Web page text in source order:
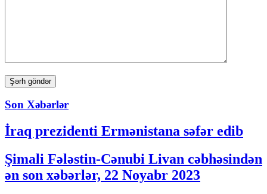
Son Xəbərlər
İraq prezidenti Ermənistana səfər edib
Şimali Fələstin-Cənubi Livan cəbhəsindən
ən son xəbərlər, 22 Noyabr 2023